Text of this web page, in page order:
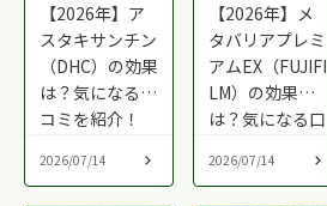
【2026年】ア
スタキサンチン
（DHC）の効果
は？気になる口
コミを紹介！
2026/07/14
【2026年】メ
タバリアプレミ
アムEX（FUJIFI
LM）の効果
は？気になる口
2026/07/14